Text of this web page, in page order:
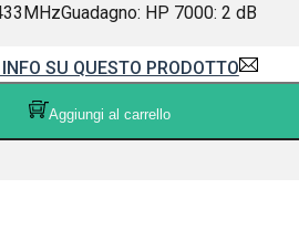
HP 7000: 2 dB
SU QUESTO PRODOTTO
Aggiungi al carrello